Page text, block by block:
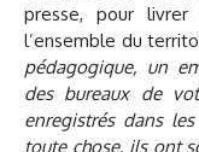
presse, pour
l’ensemble du
pédagogique, un
des bureaux de
enregistrés dans
toute chose, ils ont